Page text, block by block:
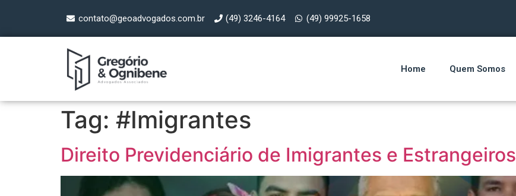
contato@geoadvogados.com.br (49) 3246-4164 (49) 99925-1658
Home Quem Somos
Tag: #Imigrantes
Direito Previdenciário de Imigrantes e Estrangeiros